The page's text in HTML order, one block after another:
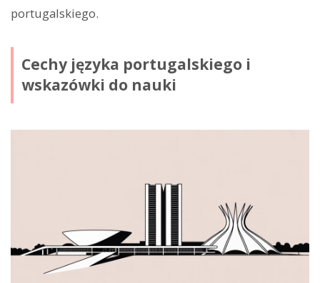
portugalskiego.
Cechy języka portugalskiego i
wskazówki do nauki